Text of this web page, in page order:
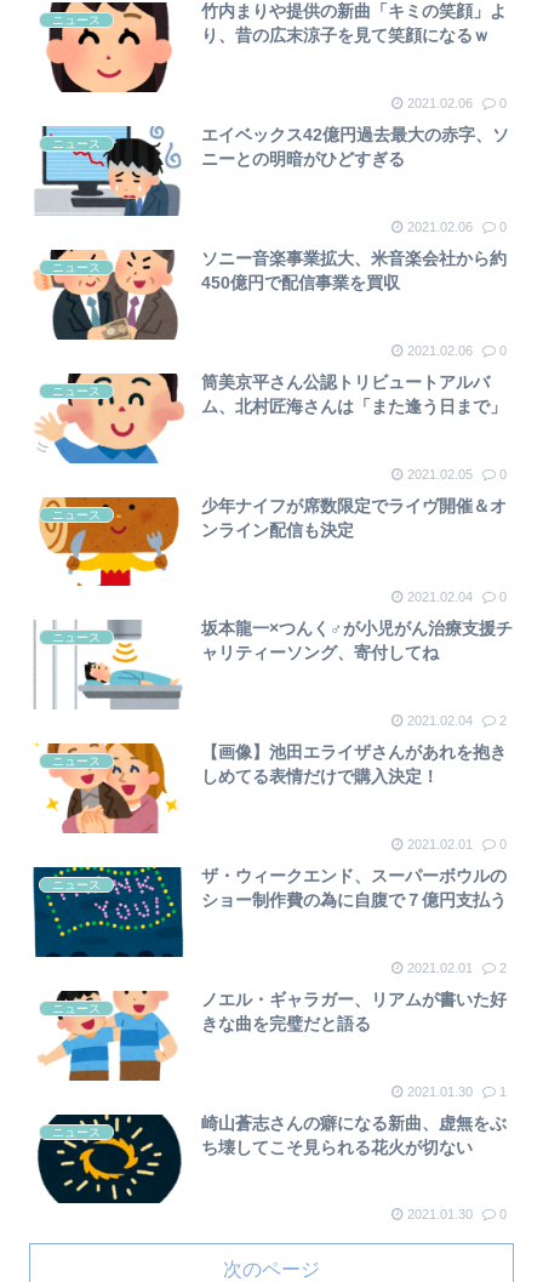
ニュース
竹内まりや提供の新曲「キミの笑顔」よ
り、昔の広末涼子を見て笑顔になるｗ
2021.02.06 0
ニュース
エイベックス42億円過去最大の赤字、ソ
ニーとの明暗がひどすぎる
2021.02.06 0
ニュース
ソニー音楽事業拡大、米音楽会社から約
450億円で配信事業を買収
2021.02.06 0
ニュース
筒美京平さん公認トリビュートアルバ
ム、北村匠海さんは「また逢う日まで」
2021.02.05 0
ニュース
少年ナイフが席数限定でライヴ開催＆オ
ンライン配信も決定
2021.02.04 0
ニュース
坂本龍一×つんく♂が小児がん治療支援チ
ャリティーソング、寄付してね
2021.02.04 2
ニュース
【画像】池田エライザさんがあれを抱き
しめてる表情だけで購入決定！
2021.02.01 0
ニュース
ザ・ウィークエンド、スーパーボウルの
ショー制作費の為に自腹で７億円支払う
2021.02.01 2
ニュース
ノエル・ギャラガー、リアムが書いた好
きな曲を完璧だと語る
2021.01.30 1
ニュース
崎山蒼志さんの癖になる新曲、虚無をぶ
ち壊してこそ見られる花火が切ない
2021.01.30 0
次のページ